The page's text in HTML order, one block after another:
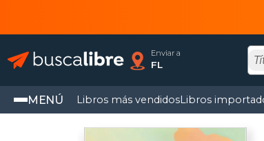
Enviar a
FL
MENÚ Libros más vendidosLibros